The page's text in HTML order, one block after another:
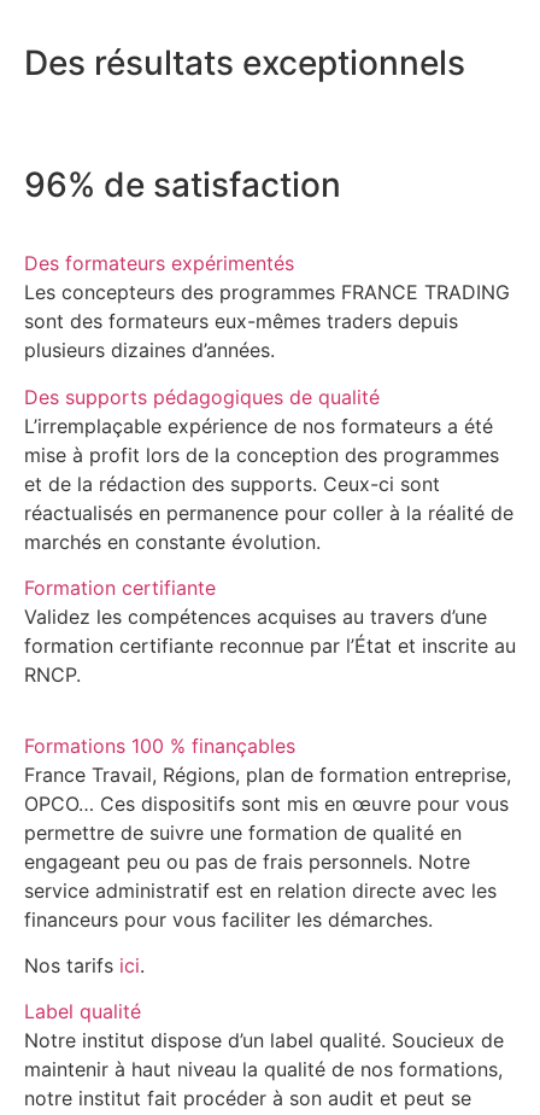
Des résultats exceptionnels
96% de satisfaction
Des formateurs expérimentés
Les concepteurs des programmes FRANCE TRADING
sont des formateurs eux-mêmes traders depuis
plusieurs dizaines d’années.
Des supports pédagogiques de qualité
L’irremplaçable expérience de nos formateurs a été
mise à profit lors de la conception des programmes
et de la rédaction des supports. Ceux-ci sont
réactualisés en permanence pour coller à la réalité de
marchés en constante évolution.
Formation certifiante
Validez les compétences acquises au travers d’une
formation certifiante reconnue par l’État et inscrite au
RNCP.
Formations 100 % finançables
France Travail, Régions, plan de formation entreprise,
OPCO… Ces dispositifs sont mis en œuvre pour vous
permettre de suivre une formation de qualité en
engageant peu ou pas de frais personnels. Notre
service administratif est en relation directe avec les
financeurs pour vous faciliter les démarches.
Nos tarifs ici.
Label qualité
Notre institut dispose d’un label qualité. Soucieux de
maintenir à haut niveau la qualité de nos formations,
notre institut fait procéder à son audit et peut se